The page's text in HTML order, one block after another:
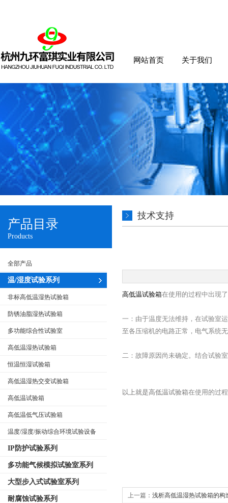
网站首页 关于我们
产品目录
Products
全部产品
温/湿度试验系列
非标高低温湿热试验箱
防锈油脂湿热试验箱
多功能综合性试验室
高低温湿热试验箱
恒温恒湿试验箱
高低温湿热交变试验箱
高低温试验箱
高低温低气压试验箱
温度/湿度/振动综合环境试验设备
IP防护试验系列
多功能气候模拟试验室系列
大型步入式试验室系列
耐腐蚀试验系列
技术支持
高低温试验箱在使用的过程中出现
一：由于温度无法维持，在试验室
至各压缩机的电路正常，电气系统
二：故障原因尚未确定。结合试验
以上就是高低温试验箱在使用的过
上一篇： 浅析高低温湿热试验箱的构